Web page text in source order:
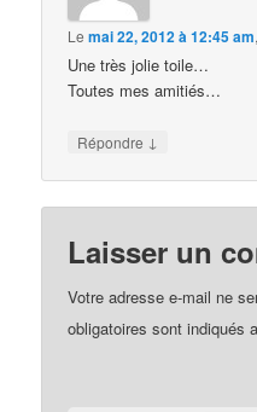
Lemai 22, 2012 à 12:45 am
Une très jolie toile…
Toutes mes amitiés…
Répondre ↓
Laisser un
Votre adresse e-mail ne
obligatoires sont indiqués